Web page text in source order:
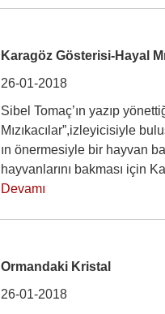
Karagöz Gösterisi-Hayal
26-01-2018
Sibel Tomaç’ın yazıp
Mızıkacılar”,izleyicisiyle
ın önermesiyle bir hayvan
hayvanlarını bakması için
Devamı
Ormandaki Kristal
26-01-2018